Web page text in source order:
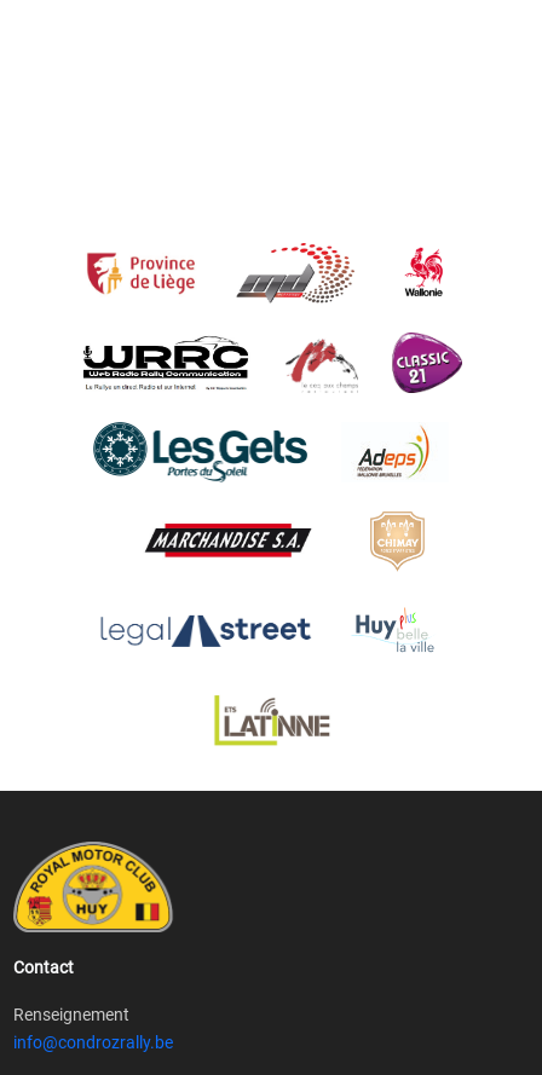
Contact
Renseignement
info@condrozrally.be